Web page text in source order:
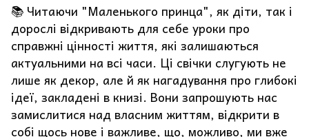
📚 Читаючи "Маленького принца", як діти, так і
дорослі відкривають для себе уроки про
справжні цінності життя, які залишаються
актуальними на всі часи. Ці свічки слугують не
лише як декор, але й як нагадування про глибокі
ідеї, закладені в книзі. Вони запрошують нас
замислитися над власним життям, відкрити в
собі щось нове і важливе, що, можливо, ми вже